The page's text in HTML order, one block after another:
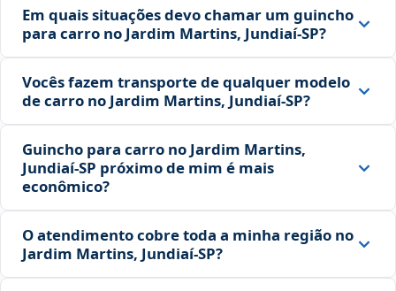
Em quais situações devo chamar um guincho
para carro no Jardim Martins, Jundiaí‑SP?
Vocês fazem transporte de qualquer modelo
de carro no Jardim Martins, Jundiaí‑SP?
Guincho para carro no Jardim Martins,
Jundiaí‑SP próximo de mim é mais
econômico?
O atendimento cobre toda a minha região no
Jardim Martins, Jundiaí‑SP?